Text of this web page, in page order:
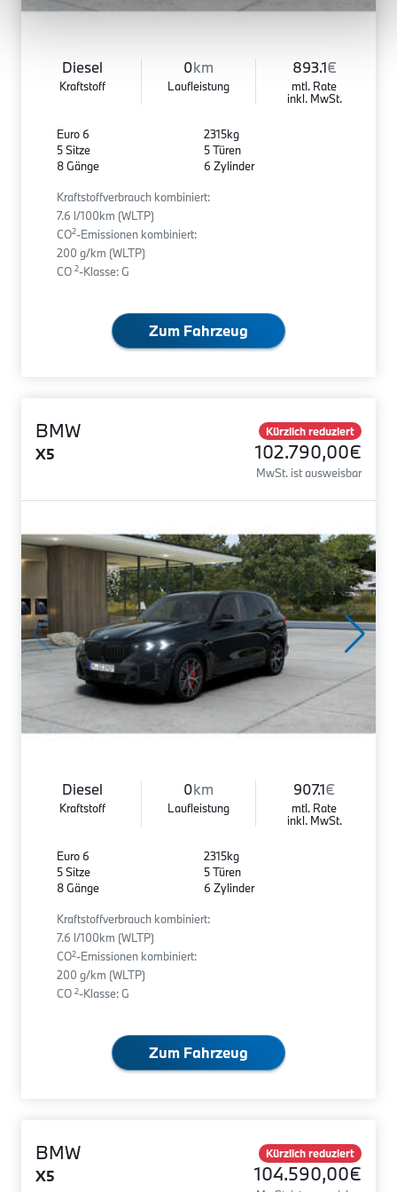
Diesel
Kraftstoff
0km
Laufleistung
893.1€
mtl. Rate
inkl. MwSt.
Euro 6
5 Sitze
8 Gänge
2315kg
5 Türen
6 Zylinder
Kraftstoffverbrauch kombiniert:
7.6 l/100km (WLTP)
CO2-Emissionen kombiniert:
200 g/km (WLTP)
CO 2-Klasse: G
Zum Fahrzeug
BMW
X5
Kürzlich reduziert
102.790,00€
MwSt. ist ausweisbar
Diesel
Kraftstoff
0km
Laufleistung
907.1€
mtl. Rate
inkl. MwSt.
Euro 6
5 Sitze
8 Gänge
2315kg
5 Türen
6 Zylinder
Kraftstoffverbrauch kombiniert:
7.6 l/100km (WLTP)
CO2-Emissionen kombiniert:
200 g/km (WLTP)
CO 2-Klasse: G
Zum Fahrzeug
BMW
X5
Kürzlich reduziert
104.590,00€